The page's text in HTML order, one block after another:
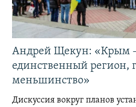
Андрей Щекун: «Крым
единственный регион,
меньшинство»
Дискуссия вокруг планов